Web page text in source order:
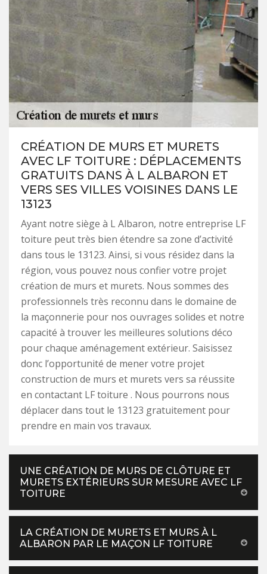
CRÉATION DE MURS ET MURETS
AVEC LF TOITURE : DÉPLACEMENTS
GRATUITS DANS À L ALBARON ET
VERS SES VILLES VOISINES DANS LE
13123
Ayant notre siège à L Albaron, notre entreprise LF
toiture peut très bien étendre sa zone d’activité
dans tous le 13123. Ainsi, si vous résidez dans la
région, vous pouvez nous confier votre projet
création de murs et murets. Nous sommes des
professionnels très reconnu dans le domaine de
la maçonnerie pour nos ouvrages solides et notre
capacité à trouver les meilleures solutions déco
pour chaque aménagement extérieur. Saisissez
donc l’opportunité de mener votre projet
construction de murs et murets vers sa réussite
en contactant LF toiture . Nous pourrons nous
déplacer dans tout le 13123 gratuitement pour
prendre en main vos travaux.
UNE CRÉATION DE MURS DE CLÔTURE ET
MURETS EXTÉRIEURS SUR MESURE AVEC LF
TOITURE
LA CRÉATION DE MURETS ET MURS À L
ALBARON PAR LE MAÇON LF TOITURE